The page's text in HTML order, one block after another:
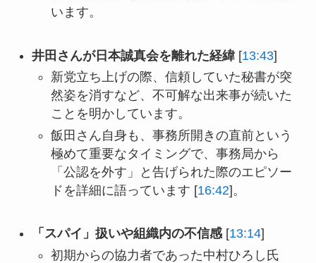
います。
井田さんが日本誠真会を離れた経緯[13:43]
新党立ち上げの際、信頼していた秘書が突
然姿を消すなど、不可解な出来事が続いた
ことを明かしています。
飯田さん自身も、事務所開きの直前という
極めて重要なタイミングで、事務局から
「公認を外す」と告げられた際のエピソー
ドを詳細に語っています [16:42]。
「スパイ」扱いや組織内の不信感[13:14]
初期からの協力者であった中村ひろし氏